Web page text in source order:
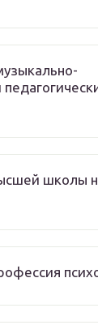
школы